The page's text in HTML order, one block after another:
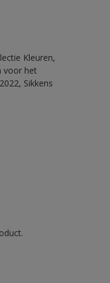
Kleuren,
voor het
Sikkens